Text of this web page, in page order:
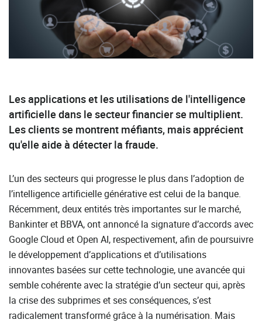
Les applications et les utilisations de l'intelligence
artificielle dans le secteur financier se multiplient.
Les clients se montrent méfiants, mais apprécient
qu'elle aide à détecter la fraude.
L’un des secteurs qui progresse le plus dans l’adoption de
l’intelligence artificielle générative est celui de la banque.
Récemment, deux entités très importantes sur le marché,
Bankinter et BBVA, ont annoncé la signature d’accords avec
Google Cloud et Open AI, respectivement, afin de poursuivre
le développement d’applications et d’utilisations
innovantes basées sur cette technologie, une avancée qui
semble cohérente avec la stratégie d’un secteur qui, après
la crise des subprimes et ses conséquences, s’est
radicalement transformé grâce à la numérisation. Mais